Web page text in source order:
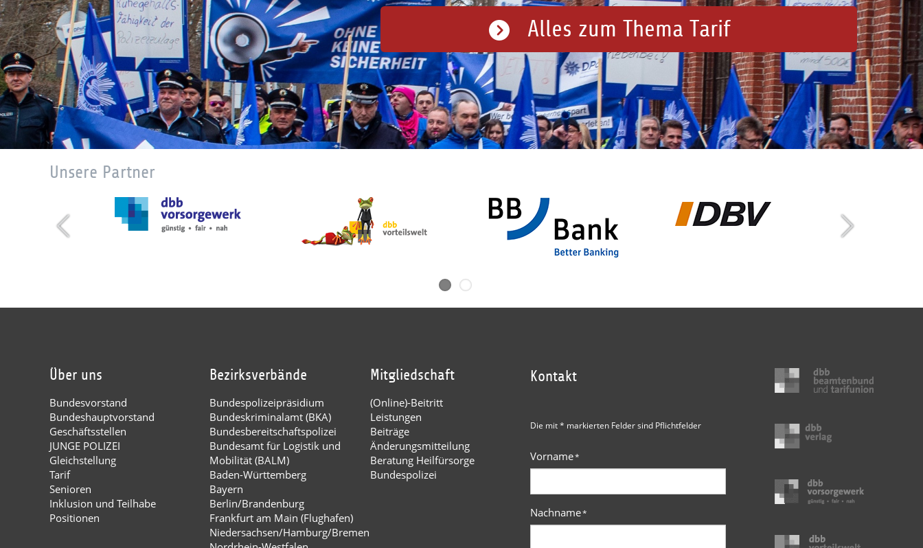
Alles zum Thema Tarif
Unsere Partner
Über uns
Bundesvorstand
Bundeshauptvorstand
Geschäftsstellen
JUNGE POLIZEI
Gleichstellung
Tarif
Senioren
Inklusion und Teilhabe
Positionen
Bezirksverbände
Bundespolizeipräsidium
Bundeskriminalamt (BKA)
Bundesbereitschaftspolizei
Bundesamt für Logistik und
Mobilität (BALM)
Baden-Württemberg
Bayern
Berlin/Brandenburg
Frankfurt am Main (Flughafen)
Niedersachsen/Hamburg/Bremen
Mitgliedschaft
(Online)-Beitritt
Leistungen
Beiträge
Änderungsmitteilung
Beratung Heilfürsorge
Bundespolizei
Kontakt
Die mit * markierten Felder sind Pflichtfelder
Vorname*
Nachname*